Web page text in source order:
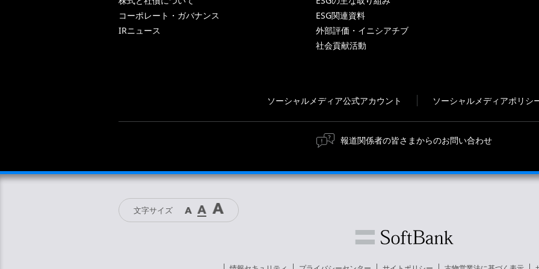
コーポレート・ガバナンス
IRニュース
ESG関連資料
外部評価・イニシアチブ
社会貢献活動
ソーシャルメディア公式アカウント ソーシャルメディアポリシ
報道関係者の皆さまからのお問い合わせ
文字サイズ